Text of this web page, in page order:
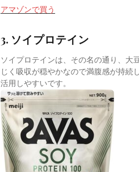
アマゾンで買う
3. ソイプロテイン
ソイプロテインは、その名の通り、大
じく吸収が穏やかなので満腹感が持続
活用しやすいです。